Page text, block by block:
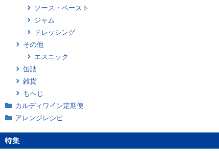
ソース・ペースト
ジャム
ドレッシング
その他
エスニック
缶詰
雑貨
もへじ
カルディワイン定期便
アレンジレシピ
特集